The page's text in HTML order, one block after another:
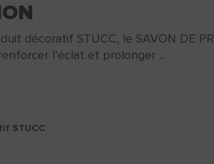
décoratif STUCC, le SAVON DE
l’éclat et prolonger ...
STUCC